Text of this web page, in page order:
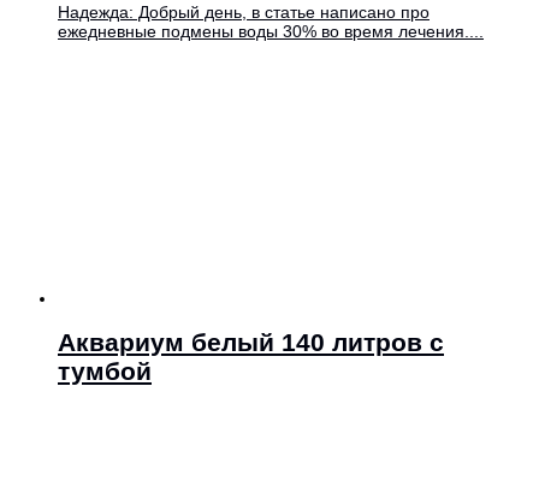
Надежда: Добрый день, в статье написано про
ежедневные подмены воды 30% во время лечения....
Аквариум белый 140 литров с
тумбой